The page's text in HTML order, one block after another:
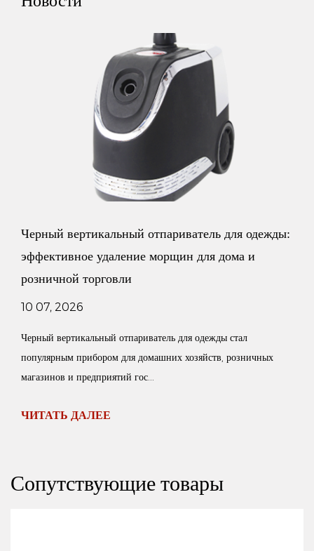
Короче говоря, вешалка с деревянным металлическим
крючком в классическом стиле отличается
высококачественным материалом из цельного дерева,
металлическим крючком, классическим стилем, цветом
дерева и другими характеристиками, а также надежным
качеством, долговечностью, практичностью, защитой
окружающей среды и здоровья, гибкой настройкой,
применения, простота установки и разумные ценовые
преимущества стали незаменимой практичной мебелью в
домашней жизни. Выберите эту вешалку, чтобы сделать
отпариватель для одежды:
морщин для дома и
для одежды стал
хозяйств, розничных
Фабрика вертикальных
одежды: что отличает
Котел и паровой тракт Котел является основным. Алюминиевые
котлы быстро нагреваются и
Сопутствующие товары